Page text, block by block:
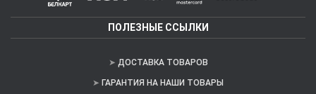
ПОЛЕЗНЫЕ ССЫЛКИ
ДОСТАВКА ТОВАРОВ
ГАРАНТИЯ НА НАШИ ТОВАРЫ